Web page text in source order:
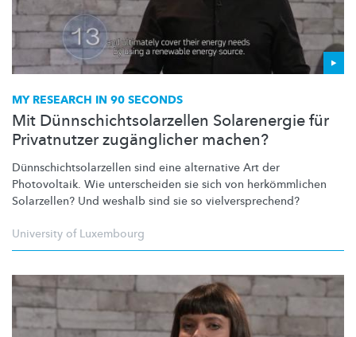
MY RESEARCH IN 90 SECONDS
Mit Dünnschichtsolarzellen Solarenergie für
Privatnutzer zugänglicher machen?
Dünnschichtsolarzellen sind eine alternative Art der
Photovoltaik. Wie unterscheiden sie sich von herkömmlichen
Solarzellen? Und weshalb sind sie so vielversprechend?
University of Luxembourg